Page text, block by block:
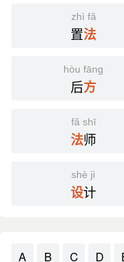
zhì fǎ
置法
hòu fāng
后方
fǎ shī
法师
shè jì
设计
A B C D